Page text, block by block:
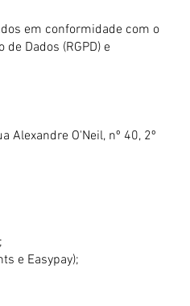
em conformidade com o
Dados (RGPD) e
Alexandre O'Neil, nº 40, 2º
e Easypay);